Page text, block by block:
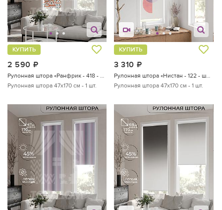
2 590
КУПИТЬ
Рулонная штора «Ранфрик - 418 - ширина 47 см»
Рулонная штора 47х170 см - 1 шт.
3 310
КУПИТЬ
Рулонная штора «Нистан - 122 - ширина 47 см»
Рулонная штора 47х170 см - 1 шт.